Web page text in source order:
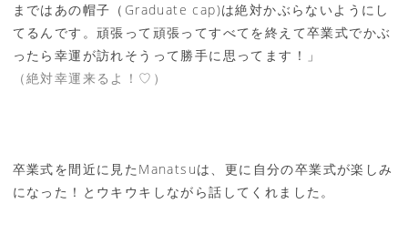
まではあの帽子（Graduate cap)は絶対かぶらないようにし
てるんです。頑張って頑張ってすべてを終えて卒業式でかぶ
ったら幸運が訪れそうって勝手に思ってます！」
（絶対幸運来るよ！♡）
卒業式を間近に見たManatsuは、更に自分の卒業式が楽しみ
になった！とウキウキしながら話してくれました。